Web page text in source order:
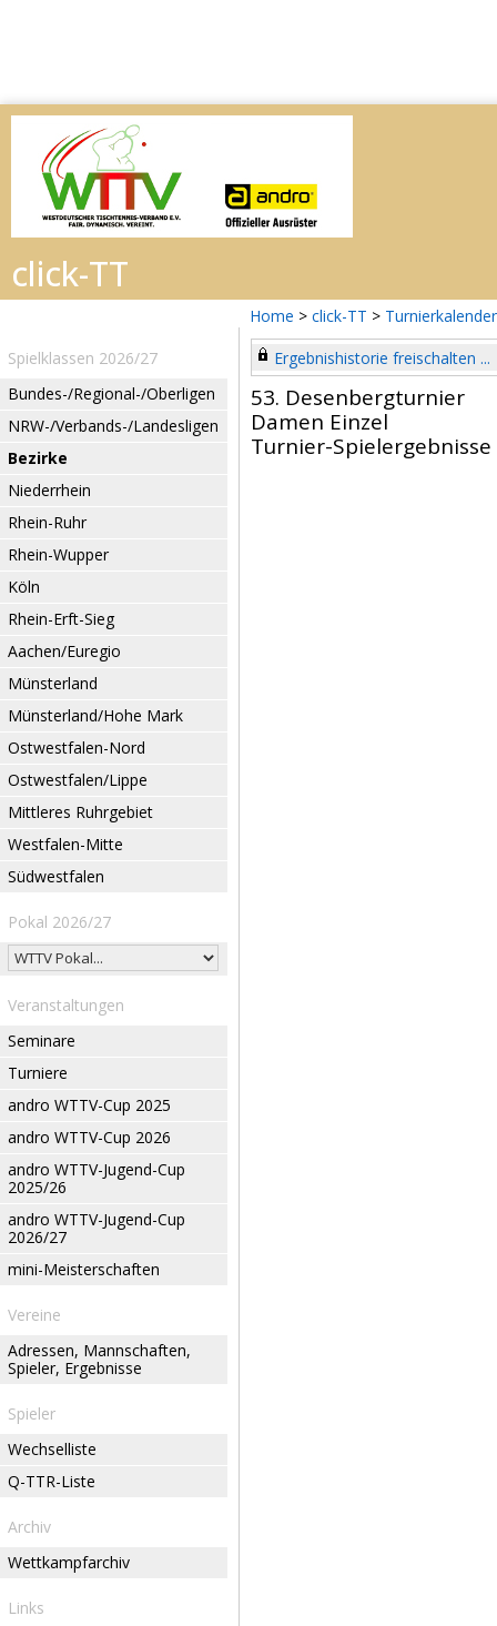
Home > click-TT > Turnierkalender
Spielklassen 2026/27
Bundes-/Regional-/Oberligen
NRW-/Verbands-/Landesligen
Bezirke
Niederrhein
Rhein-Ruhr
Rhein-Wupper
Köln
Rhein-Erft-Sieg
Aachen/Euregio
Münsterland
Münsterland/Hohe Mark
Ostwestfalen-Nord
Ostwestfalen/Lippe
Mittleres Ruhrgebiet
Westfalen-Mitte
Südwestfalen
Pokal 2026/27
Veranstaltungen
Seminare
Turniere
andro WTTV-Cup 2025
andro WTTV-Cup 2026
andro WTTV-Jugend-Cup
2025/26
andro WTTV-Jugend-Cup
2026/27
mini-Meisterschaften
Vereine
Adressen, Mannschaften,
Spieler, Ergebnisse
Spieler
Wechselliste
Q-TTR-Liste
Archiv
Wettkampfarchiv
Links
Ergebnishistorie freischalten ...
53. Desenbergturnier
Damen Einzel
Turnier-Spielergebnisse